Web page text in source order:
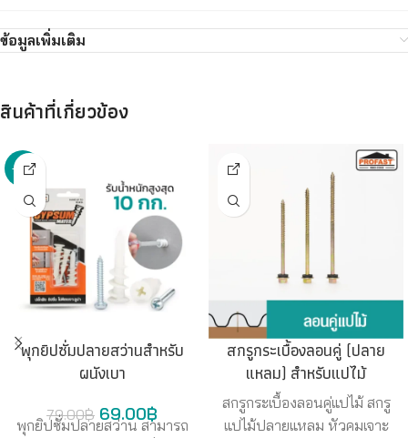
ข้อมูลเพิ่มเติม
สินค้าที่เกี่ยวข้อง
-13%
พุกยิปซั่มปลายสว่านสำหรับ
ผนังเบา
79.00฿ 69.00฿
พุกยิปซั่มปลายสว่าน สามารถ
สกรูกระเบื้องลอนคู่ (ปลาย
แหลม) สำหรับแปไม้
สกรูกระเบื้องลอนคู่แปไม้ สกรู
แปไม้ปลายแหลม หัวคมเจาะ